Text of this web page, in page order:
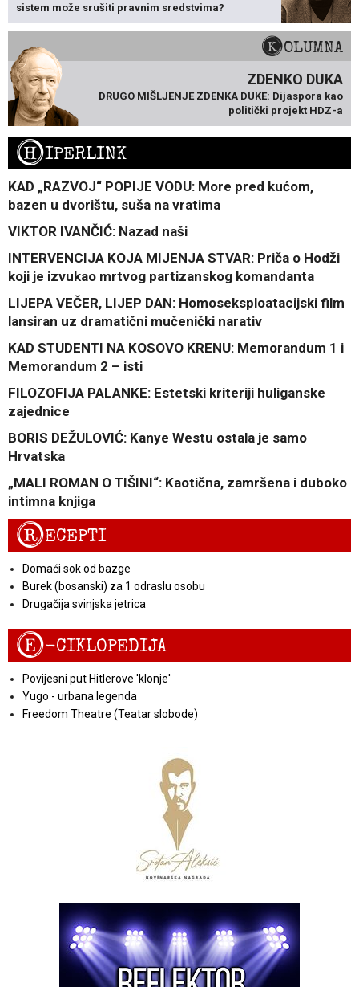
sistem može srušiti pravnim sredstvima?
KOLUMNA
ZDENKO DUKA
DRUGO MIŠLJENJE ZDENKA DUKE: Dijaspora kao
politički projekt HDZ-a
HIPERLINK
KAD „RAZVOJ“ POPIJE VODU: More pred kućom,
bazen u dvorištu, suša na vratima
VIKTOR IVANČIĆ: Nazad naši
INTERVENCIJA KOJA MIJENJA STVAR: Priča o Hodži
koji je izvukao mrtvog partizanskog komandanta
LIJEPA VEČER, LIJEP DAN: Homoseksploatacijski film
lansiran uz dramatični mučenički narativ
KAD STUDENTI NA KOSOVO KRENU: Memorandum 1 i
Memorandum 2 – isti
FILOZOFIJA PALANKE: Estetski kriteriji huliganske
zajednice
BORIS DEŽULOVIĆ: Kanye Westu ostala je samo
Hrvatska
„MALI ROMAN O TIŠINI“: Kaotična, zamršena i duboko
intimna knjiga
RECEPTI
Domaći sok od bazge
Burek (bosanski) za 1 odraslu osobu
Drugačija svinjska jetrica
E-CIKLOPEDIJA
Povijesni put Hitlerove 'klonje'
Yugo - urbana legenda
Freedom Theatre (Teatar slobode)